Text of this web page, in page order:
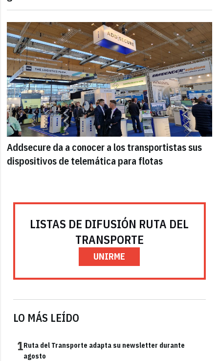
Addsecure da a conocer a los transportistas sus
dispositivos de telemática para flotas
LISTAS DE DIFUSIÓN RUTA DEL
TRANSPORTE
UNIRME
LO MÁS LEÍDO
1Ruta del Transporte adapta su newsletter durante
agosto